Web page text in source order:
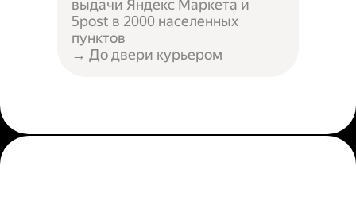
выдачи Яндекс Маркета и
5post в 2000 населенных
пунктов
→ До двери курьером